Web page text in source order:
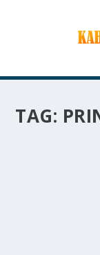
TAG: